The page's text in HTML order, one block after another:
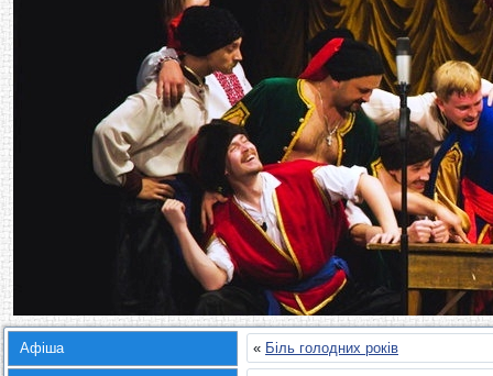
Афіша « Біль голодних років